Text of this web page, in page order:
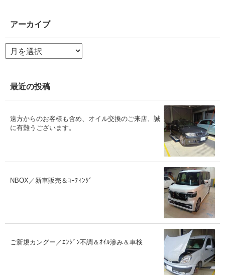
アーカイブ
ア
ー
ブ
最近の投稿
遠方からのお客様も含め、オイル交換のご来店、誠
に有難うございます。
NBOX／新車販売＆ｺｰﾃｨﾝｸﾞ
ご新規カングー／ｴﾝｼﾞﾝ不調＆ｵｲﾙ滲み＆車検